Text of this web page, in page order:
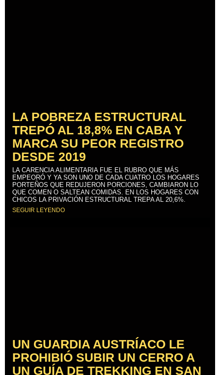
LA POBREZA ESTRUCTURAL
TREPÓ AL 18,8% EN CABA Y
MARCA SU PEOR REGISTRO
DESDE 2019
LA CARENCIA ALIMENTARIA FUE EL RUBRO QUE MÁS
EMPEORÓ Y YA SON UNO DE CADA CUATRO LOS HOGARES
PORTEÑOS QUE REDUJERON PORCIONES, CAMBIARON LO
QUE COMEN O SALTEAN COMIDAS. EN LOS HOGARES CON
CHICOS LA PRIVACIÓN ESTRUCTURAL TREPA AL 20,6%.
SEGUIR LEYENDO
UN GUARDIA AUSTRÍACO LE
PROHIBIÓ SUBIR UN CERRO A
UN GUÍA DE TREKKING EN SAN